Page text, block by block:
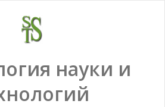
науки и